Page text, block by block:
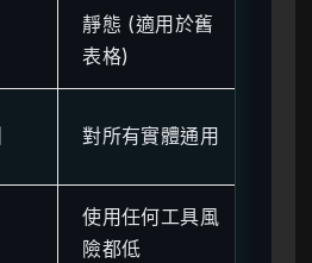
靜態 (適用於舊
表格)
對所有實體通用
使用任何工具風
險都低